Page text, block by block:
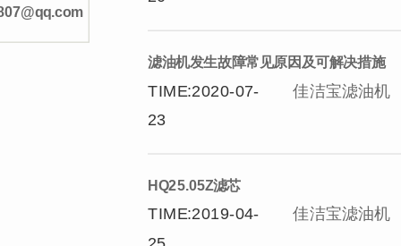
滤油机发生故障常见原因及可解决措施
TIME:2020-07-
23
佳洁宝滤油机
HQ25.05Z滤芯
TIME:2019-04-
佳洁宝滤油机